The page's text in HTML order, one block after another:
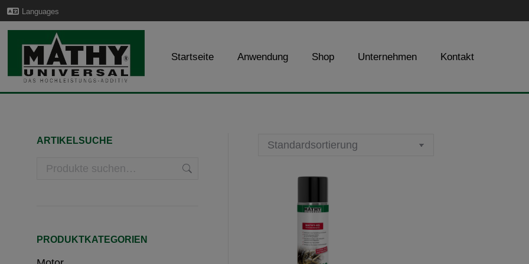
Languages
Startseite Anwendung Shop Unternehmen Kontakt
ARTIKELSUCHE
PRODUKTKATEGORIEN